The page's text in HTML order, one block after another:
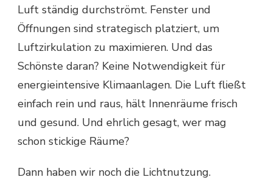
Luft ständig durchströmt. Fenster und
Öffnungen sind strategisch platziert, um
Luftzirkulation zu maximieren. Und das
Schönste daran? Keine Notwendigkeit für
energieintensive Klimaanlagen. Die Luft fließt
einfach rein und raus, hält Innenräume frisch
und gesund. Und ehrlich gesagt, wer mag
schon stickige Räume?
Dann haben wir noch die Lichtnutzung.